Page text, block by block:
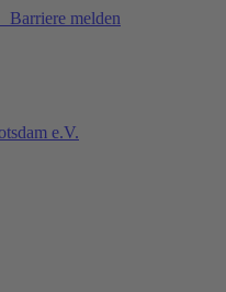
Barriere melden